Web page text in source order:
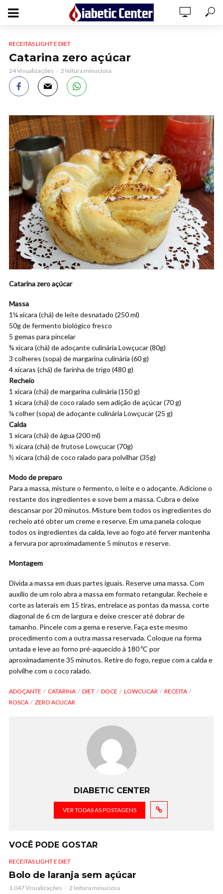
RECEITAS LIGHT E DIET
Catarina zero açúcar
24 Visualizações 2 leitura minuciosa
Catarina zero açúcar
Massa
1¼ xícara (chá) de leite desnatado (250 ml)
50g de fermento biológico fresco
5 gemas para pincelar
¾ xícara (chá) de adoçante culinária Lowçucar (80g)
3 colheres (sopa) de margarina culinária (60 g)
4 xícaras (chá) de farinha de trigo (480 g)
Recheio
1 xícara (chá) de margarina culinária (150 g)
1 xícara (chá) de coco ralado sem adição de açúcar (70 g)
¼ colher (sopa) de adoçante culinária Lowçucar (25 g)
Calda
1 xícara (chá) de água (200 ml)
½ xícara (chá) de frutose Lowçucar (70g)
½ xícara (chá) de coco ralado para polvilhar (35g)
Modo de preparo
Para a massa, misture o fermento, o leite e o adoçante. Adicione o
restante dos ingredientes e sove bem a massa. Cubra e deixe
descansar por 20 minutos. Misture bem todos os ingredientes do
recheio até obter um creme e reserve. Em uma panela coloque
todos os ingredientes da calda, leve ao fogo até ferver mantenha
a fervura por aproximadamente 5 minutos e reserve.
Montagem
Divida a massa em duas partes iguais. Reserve uma massa. Com
auxílio de um rolo abra a massa em formato retangular. Recheie e
corte as laterais em 15 tiras, entrelace as pontas da massa, corte
diagonal de 6 cm de largura e deixe crescer até dobrar de
tamanho. Pincele com a gema e reserve. Faça este mesmo
procedimento com a outra massa reservada. Coloque na forma
untada e leve ao forno pré-aquecido à 180 ºC por
aproximadamente 35 minutos. Retire do fogo, regue com a calda e
polvilhe com o coco ralado.
ADOÇANTE CATARINA DIET DOCE LOWCUCAR
RECEITA
ROSCA
ZERO ACUCAR
DIABETIC CENTER
VER TODAS AS POSTAGENS
VOCÊ PODE GOSTAR
RECEITAS LIGHT E DIET
Bolo de laranja sem açúcar
1.047 Visualizações 2 leitura minuciosa